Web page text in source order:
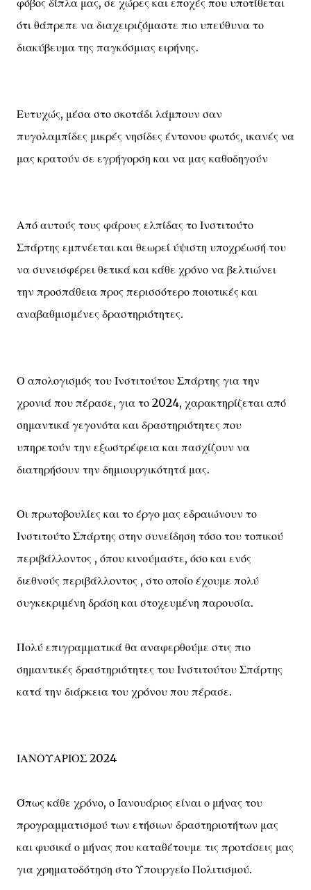
φόβος δίπλα μας, σε χώρες και εποχές που υποτίθεται
ότι θάπρεπε να διαχειριζόμαστε πιο υπεύθυνα το
διακύβευμα της παγκόσμιας ειρήνης.
Ευτυχώς, μέσα στο σκοτάδι λάμπουν σαν
πυγολαμπίδες μικρές νησίδες έντονου φωτός, ικανές να
μας κρατούν σε εγρήγορση και να μας καθοδηγούν
Από αυτούς τους φάρους ελπίδας το Ινστιτούτο
Σπάρτης εμπνέεται και θεωρεί ύψιστη υποχρέωσή του
να συνεισφέρει θετικά και κάθε χρόνο να βελτιώνει
την προσπάθεια προς περισσότερο ποιοτικές και
αναβαθμισμένες δραστηριότητες.
Ο απολογισμός του Ινστιτούτου Σπάρτης για την
χρονιά που πέρασε, για το 2024, χαρακτηρίζεται από
σημαντικά γεγονότα και δραστηριότητες που
υπηρετούν την εξωστρέφεια και πασχίζουν να
διατηρήσουν την δημιουργικότητά μας.
Οι πρωτοβουλίες και το έργο μας εδραιώνουν το
Ινστιτούτο Σπάρτης στην συνείδηση τόσο του τοπικού
περιβάλλοντος , όπου κινούμαστε, όσο και ενός
διεθνούς περιβάλλοντος , στο οποίο έχουμε πολύ
συγκεκριμένη δράση και στοχευμένη παρουσία.
Πολύ επιγραμματικά θα αναφερθούμε στις πιο
σημαντικές δραστηριότητες του Ινστιτούτου Σπάρτης
κατά την διάρκεια του χρόνου που πέρασε.
ΙΑΝΟΥΑΡΙΟΣ 2024
Όπως κάθε χρόνο, ο Ιανουάριος είναι ο μήνας του
προγραμματισμού των ετήσιων δραστηριοτήτων μας
και φυσικά ο μήνας που καταθέτουμε τις προτάσεις μας
για χρηματοδότηση στο Υπουργείο Πολιτισμού.